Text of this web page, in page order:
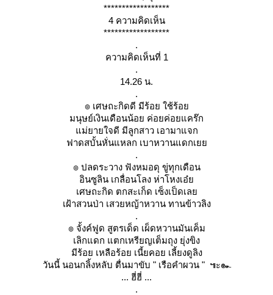
******************
4 ความคิดเห็น
******************
.
ความคิดเห็นที่ 1
.
14.26 น.
.
๏ เศษถะกิดดี มีร้อย ใช้ร้อ
มนุษย์เงินเดือนน้อย ค่อยค่อยแคร๊ก
ม่ยายใจดี มีลูกสาว เอามาแจก
ฟาดสบั้นหั่นแหลก เบาหวานแดกเ
.
๏ ปลดระวาง ฟังหมอดุ ขู่ทุกเดือน
อินซูลิน เกลื่อนโลง ห่าโหงเอ๋
เศษถะกิด ตกสะเก็ด เซ็งเป็ดเล
เฝ้าสวนป่า เสวยหญ้าหวาน ทานข้าวลิง
.
๏ จั้งค์ฟูด สูตรเด็ด เผ็ดหวานมันเค็ม
เลิกแดก แตกเหรียญเต็มถุง ยุ่งขิง
มีร้อย เหลือร้อย เนี้ยคอย เลี้ยงดูลิง
วันนี้ นอนกลิ้งหลับ ตื่นมาขับ " เรือคำผวน " ๚ะ๛
... ฮี่ฮี่ ...
.